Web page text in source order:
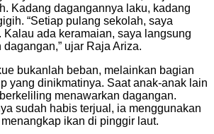
Kadang dagangannya laku, kadang
“Setiap pulang sekolah, saya
Kalau ada keramaian, saya langsung
ujar Raja Ariza.
bukanlah beban, melainkan bagian
yang dinikmatinya. Saat anak-anak lain
menawarkan dagangan.
sudah habis terjual, ia menggunakan
ikan di pinggir laut.